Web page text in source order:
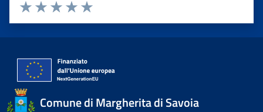
Valuta 5 stelle su 5
Valuta 4 stelle su 5
Valuta 3 stelle su 5
Valuta 2 stelle su 5
Valuta 1 stelle su 5
Comune di Margherita di Savoia